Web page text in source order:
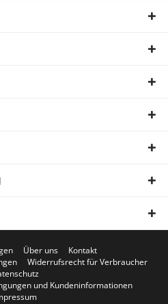
Über uns
Kontakt
Widerrufsrecht für Verbraucher
und Kundeninformationen